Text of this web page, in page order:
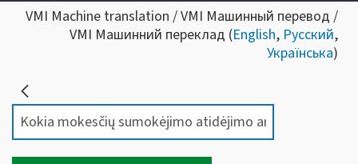
VMI Machine translation / VMI Машинный перевод /
VMI Машинний переклад (English, Русский,
Українська)